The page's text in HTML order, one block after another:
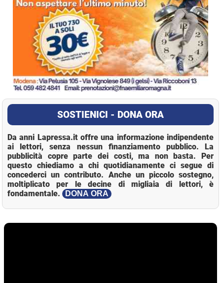
SOSTIENICI - DONA ORA
Da anni Lapressa.it offre una informazione indipendente
ai lettori, senza nessun finanziamento pubblico. La
pubblicità copre parte dei costi, ma non basta. Per
questo chiediamo a chi quotidianamente ci segue di
concederci un contributo. Anche un piccolo sostegno,
moltiplicato per le decine di migliaia di lettori, è
fondamentale.
DONA ORA